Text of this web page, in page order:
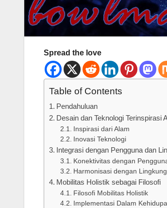
Spread the love
Table of Contents
Pendahuluan
Desain dan Teknologi Terinspirasi
Inspirasi dari Alam
Inovasi Teknologi
Integrasi dengan Pengguna dan
Konektivitas dengan
Harmonisasi dengan
Mobilitas Holistik sebagai Filosofi
Filosofi Mobilitas Holistik
Implementasi Dalam